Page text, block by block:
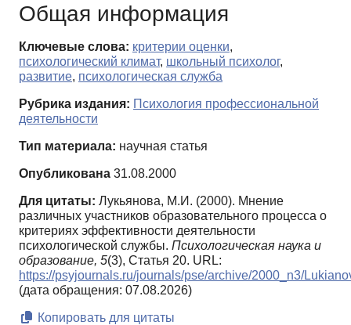
Общая информация
Ключевые слова: критерии оценки,
психологический климат, школьный психолог,
развитие, психологическая служба
Рубрика издания: Психология профессиональной
деятельности
Тип материала: научная статья
Опубликована 31.08.2000
Для цитаты: Лукьянова, М.И. (2000). Мнение
различных участников образовательного процесса о
критериях эффективности деятельности
психологической службы. Психологическая наука и
образование, 5(3), Статья 20. URL:
https://psyjournals.ru/journals/pse/archive/2000_n3/
(дата обращения: 07.08.2026)
Копировать для цитаты